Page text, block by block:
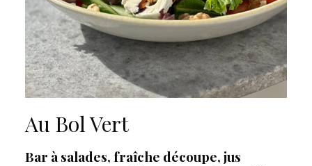
Au Bol Vert
Bar à salades, fraîche découpe, jus